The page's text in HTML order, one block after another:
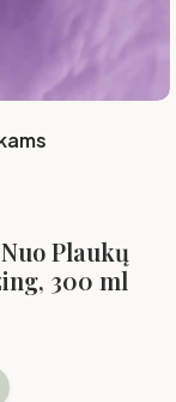
Plaukų
300 ml